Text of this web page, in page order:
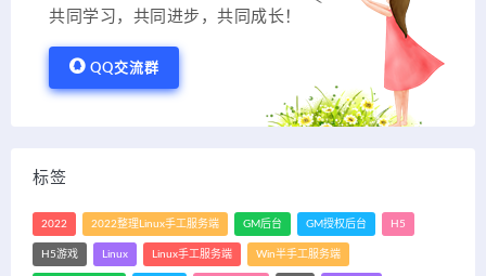
共同学习，共同进步，共同成长！
QQ交流群
标签
2022 2022整理Linux手工服务端 GM后台 GM授权后台 H5
H5游戏 Linux Linux手工服务端 Win半手工服务端